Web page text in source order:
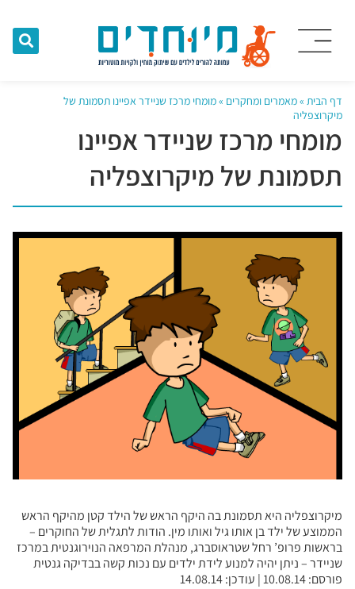
דף הבית »מאמרים ומחקרים »מומחי מרכז שניידר אפיינו תסמונת של
מיקרוצפליה
מומחי מרכז שניידר אפיינו
תסמונת של מיקרוצפליה
מיקרוצפליה היא תסמונת בה היקף הראש של הילד קטן מהיקף הראש
הממוצע של ילד בן אותו גיל ואותו מין. הודות לתגלית של החוקרים –
בראשות פרופ’ רחל שטראוסברג, מנהלת המרפאה הנוירוגנטית במרכז
שניידר – ניתן יהיה למנוע לידת ילדים עם נכות קשה בבדיקה גנטית
פורסם: 10.08.14 | עודכן: 14.08.14